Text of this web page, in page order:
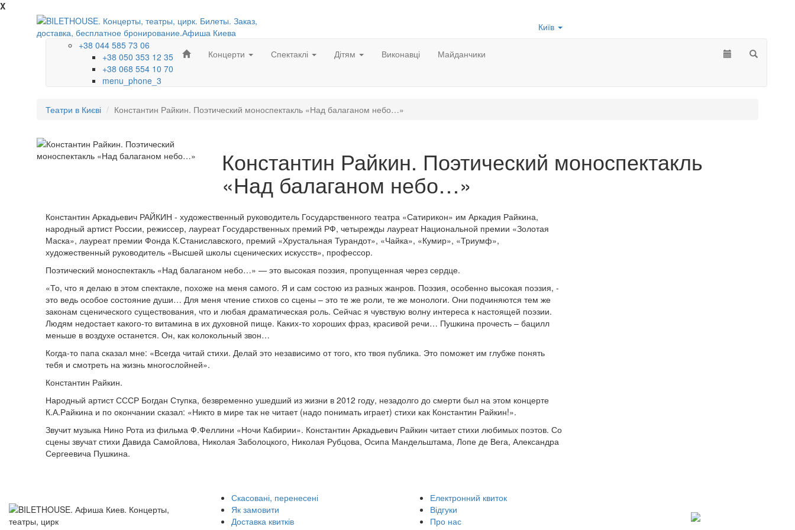
X
Київ
+38 044 585 73 06
+38 050 353 12 35
+38 068 554 10 70
menu_phone_3
Концерти Спектаклі Дітям Виконавці Майданчики
Театри в Києві Константин Райкин. Поэтический моноспектакль «Над балаганом небо…»
Константин Райкин. Поэтический моноспектакль
«Над балаганом небо…»
Константин Аркадьевич РАЙКИН - художественный руководитель Государственного театра «Сатирикон» им Аркадия Райкина,
народный артист России, режиссер, лауреат Государственных премий РФ, четырежды лауреат Национальной премии «Золотая
Маска», лауреат премии Фонда К.Станиславского, премий «Хрустальная Турандот», «Чайка», «Кумир», «Триумф»,
художественный руководитель «Высшей школы сценических искусств», профессор.
Поэтический моноспектакль «Над балаганом небо…» — это высокая поэзия, пропущенная через сердце.
«То, что я делаю в этом спектакле, похоже на меня самого. Я и сам состою из разных жанров. Поэзия, особенно высокая поэзия, -
это ведь особое состояние души… Для меня чтение стихов со сцены – это те же роли, те же монологи. Они подчиняются тем же
законам сценического существования, что и любая драматическая роль. Сейчас я чувствую волну интереса к настоящей поэзии.
Людям недостает какого-то витамина в их духовной пище. Каких-то хороших фраз, красивой речи… Пушкина прочесть – бацилл
меньше в воздухе останется. Он, как колокольный звон…
Когда-то папа сказал мне: «Всегда читай стихи. Делай это независимо от того, кто твоя публика. Это поможет им глубже понять
тебя и смотреть на жизнь многослойней».
Константин Райкин.
Народный артист СССР Богдан Ступка, безвременно ушедший из жизни в 2012 году, незадолго до смерти был на этом концерте
К.А.Райкина и по окончании сказал: «Никто в мире так не читает (надо понимать играет) стихи как Константин Райкин!».
Звучит музыка Нино Рота из фильма Ф.Феллини «Ночи Кабирии». Константин Аркадьевич Райкин читает стихи любимых поэтов. Со
сцены звучат стихи Давида Самойлова, Николая Заболоцкого, Николая Рубцова, Осипа Мандельштама, Лопе де Вега, Александра
Сергеевича Пушкина.
Скасовані, перенесені
Як замовити
Доставка квитків
Електронний квиток
Відгуки
Про нас